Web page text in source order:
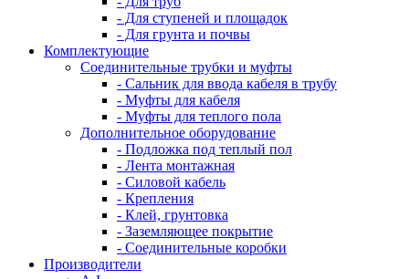
- Для ступеней и площадок
- Для грунта и почвы
Комплектующие
Соединительные трубки и муфты
- Сальник для ввода кабеля в трубу
- Муфты для кабеля
- Муфты для теплого пола
Дополнительное оборудование
- Подложка под теплый пол
- Лента монтажная
- Силовой кабель
- Крепления
- Клей, грунтовка
- Заземляющее покрытие
- Соединительные коробки
Производители